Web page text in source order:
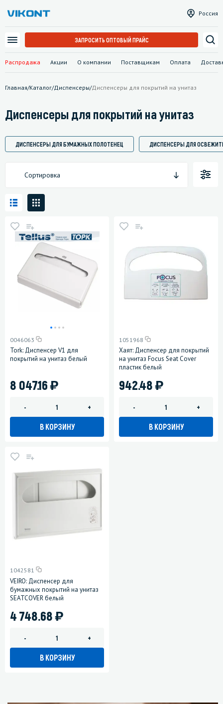
Распродажа Акции О компании Поставщикам Оплата
Россия
ЗАПРОСИТЬ ОПТОВЫЙ ПРАЙС
Главная/Каталог/Диспенсеры/Диспенсеры для покрытий на унитаз
Диспенсеры для покрытий на унитаз
ДИСПЕНСЕРЫ ДЛЯ БУМАЖНЫХ ПОЛОТЕНЕЦ ДИСПЕНСЕРЫ ДЛЯ
Сортировка
0046063
Tork: Диспенсер V1 для
покрытий на унитаз белый
8 047.16)
- +
В КОРЗИНУ
1051968
Хаят: Диспенсер для покрытий
на унитаз Focus Seat Cover
пластик белый
942.48)
- +
В КОРЗИНУ
1042581
VEIRO: Диспенсер для
бумажных покрытий на унитаз
SEATCOVER белый
4 748.68)
- +
В КОРЗИНУ